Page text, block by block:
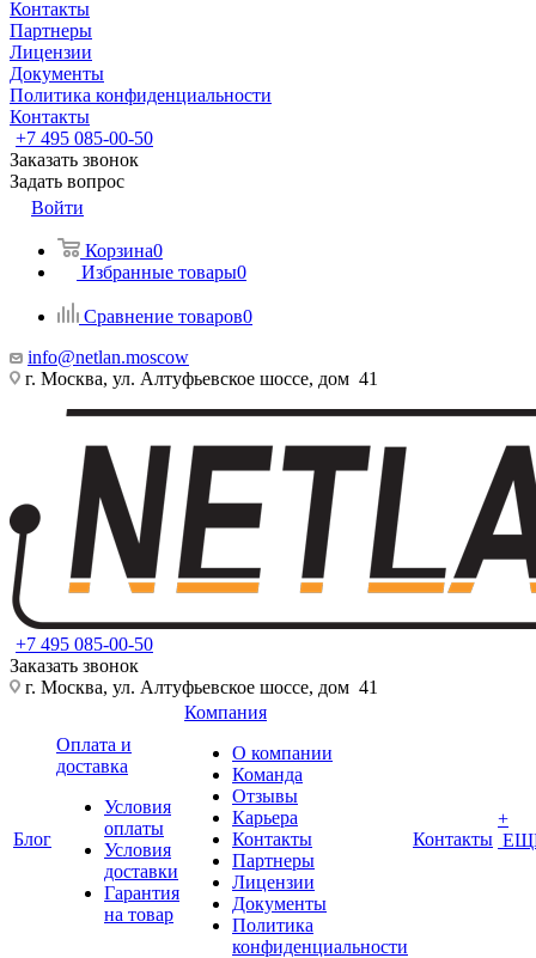
Контакты
Партнеры
Лицензии
Документы
Политика конфиденциальности
Контакты
+7 495 085-00-50
Заказать звонок
Задать вопрос
Войти
Корзина0
Избранные товары0
Сравнение товаров0
info@netlan.moscow
г. Москва, ул. Алтуфьевское шоссе, дом 41
+7 495 085-00-50
Заказать звонок
г. Москва, ул. Алтуфьевское шоссе, дом 41
Блог
Оплата и
доставка
Условия
оплаты
Условия
доставки
Гарантия
на товар
Компания
О компании
Команда
Отзывы
Карьера
Контакты
Партнеры
Лицензии
Документы
Политика
конфиденциальности
Контакты
+